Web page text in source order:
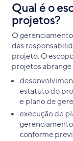
Qual é o
projetos?
O
das
projeto. O
projetos
estatuto do
e plano de
execução de
conforme